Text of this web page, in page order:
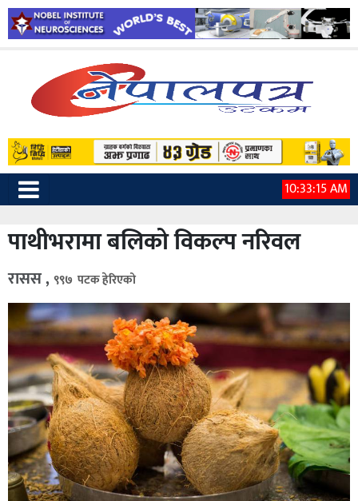
10:33:17 AM
पाथीभरामा बलिको विकल्प नरिवल
रासस , ९९७ पटक हेरिएको